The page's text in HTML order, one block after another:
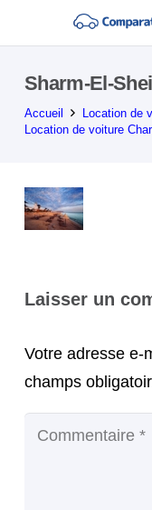
Sharm-El-
Accueil
Location de
Location de voiture
Laisser un
Votre adresse e-
champs